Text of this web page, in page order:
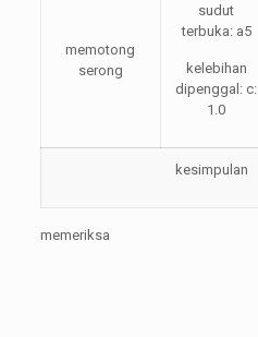
memotong
serong
sudut
terbuka: a5
kelebihan
dipenggal: c:
1.0
kesimpulan
memeriksa